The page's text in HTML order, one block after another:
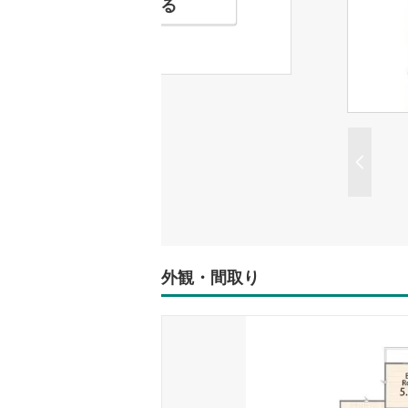
外観・間取り